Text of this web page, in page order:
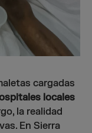
cargadas
locales
la realidad
En Sierra